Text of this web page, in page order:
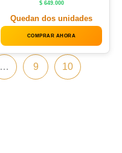
$649.000
Quedan dos unidades
COMPRAR AHORA
… 9 10